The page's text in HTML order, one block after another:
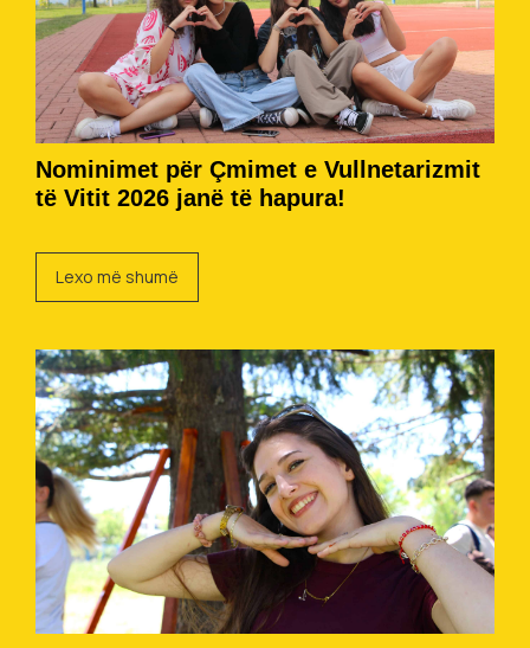
Nominimet për Çmimet e Vullnetarizmit
të Vitit 2026 janë të hapura!
Lexo më shumë